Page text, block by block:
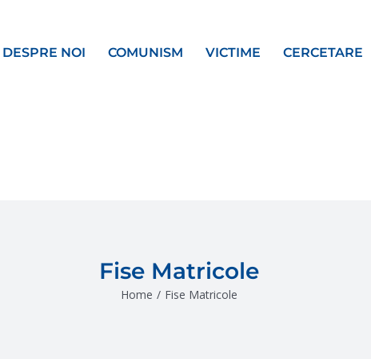
DESPRE NOI COMUNISM VICTIME CERCETARE
Fise Matricole
Home / Fise Matricole